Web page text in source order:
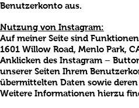
Benutzerkonto aus.
Nutzung von Instagram:
Auf meiner Seite sind
1601 Willow Road, Menlo Park,
Anklicken des Instagram –
unserer Seiten Ihrem
übermittelten Daten sowie
Weitere Informationen hierzu